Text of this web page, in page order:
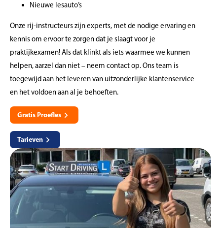
Nieuwe lesauto’s
Onze rij-instructeurs zijn experts, met de nodige ervaring en
kennis om ervoor te zorgen dat je slaagt voor je
praktijkexamen! Als dat klinkt als iets waarmee we kunnen
helpen, aarzel dan niet – neem contact op. Ons team is
toegewijd aan het leveren van uitzonderlijke klantenservice
en het voldoen aan al je behoeften.
Gratis Proefles
Tarieven